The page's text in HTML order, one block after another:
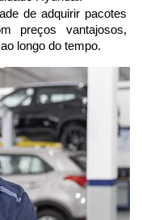
de adquirir pacotes
preços vantajosos,
longo do tempo.